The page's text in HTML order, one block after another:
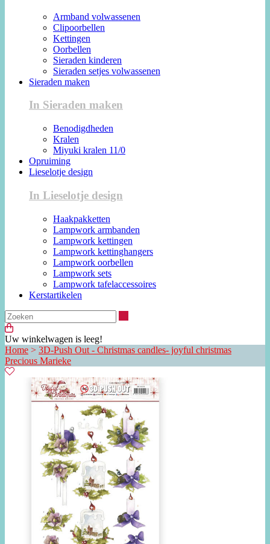
Armband volwassenen
Clipoorbellen
Kettingen
Oorbellen
Sieraden kinderen
Sieraden setjes volwassenen
Sieraden maken
In Sieraden maken
Benodigdheden
Kralen
Miyuki kralen 11/0
Opruiming
Lieselotje design
In Lieselotje design
Haakpakketten
Lampwork armbanden
Lampwork kettingen
Lampwork kettinghangers
Lampwork oorbellen
Lampwork sets
Lampwork tafelaccessoires
Kerstartikelen
Uw winkelwagen is leeg!
Home > 3D-Push Out - Christmas candles- joyful christmas
Precious Marieke